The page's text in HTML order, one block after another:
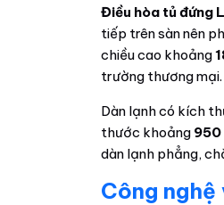
Điều hòa tủ đứng
tiếp trên sàn nên
chiều cao khoảng
trường thương mại.
Dàn lạnh có kích
thước khoảng 950
dàn lạnh phẳng,
Công